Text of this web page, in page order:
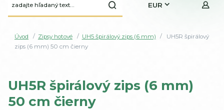
EUR
Úvod Zipsy hotové UH5 špirálový zips (6 mm)
UH5R špirálový
zips (6 mm) 50 cm čierny
UH5R špirálový zips (6 mm)
50 cm čierny